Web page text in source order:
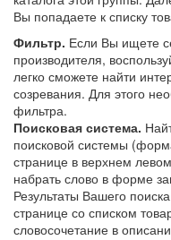
Вы попадаете к списку
Фильтр. Если Вы ищете
производителя,
легко сможете найти
созревания. Для этого
фильтра.
Поисковая система.
поисковой системы
странице в верхнем
набрать слово в форме
Результаты Вашего
странице со списком
словосочетание в